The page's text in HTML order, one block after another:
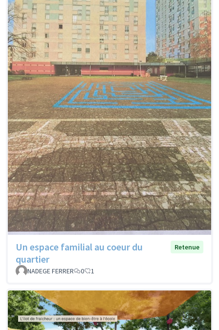
Un espace familial au coeur du
quartier
Retenue
NADEGE FERRER 0 1